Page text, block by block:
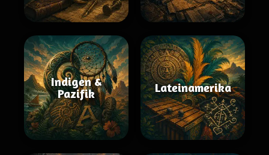
Indigen &
Pazifik
Lateinamerika